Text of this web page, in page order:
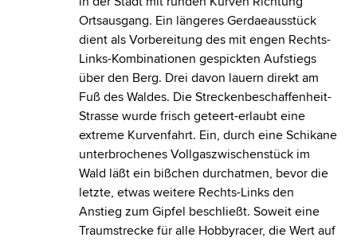
Ortsausgang. Ein längeres Gerdaeausstück
dient als Vorbereitung des mit engen Rechts-
Links-Kombinationen gespickten Aufstiegs
über den Berg. Drei davon lauern direkt am
Fuß des Waldes. Die Streckenbeschaffenheit-
Strasse wurde frisch geteert-erlaubt eine
extreme Kurvenfahrt. Ein, durch eine Schikane
unterbrochenes Vollgaszwischenstück im
Wald läßt ein bißchen durchatmen, bevor die
letzte, etwas weitere Rechts-Links den
Anstieg zum Gipfel beschließt. Soweit eine
Traumstrecke für alle Hobbyracer, die Wert auf